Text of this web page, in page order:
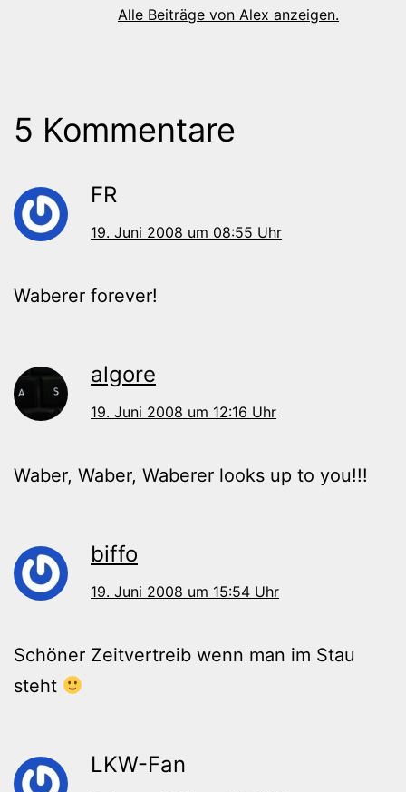
Alle Beiträge von Alex anzeigen.
5 Kommentare
FR
19. Juni 2008 um 08:55 Uhr
Waberer forever!
algore
19. Juni 2008 um 12:16 Uhr
Waber, Waber, Waberer looks up to you!!!
biffo
19. Juni 2008 um 15:54 Uhr
Schöner Zeitvertreib wenn man im Stau
steht
LKW-Fan